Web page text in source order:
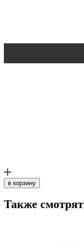
в корзину
Также смотрят